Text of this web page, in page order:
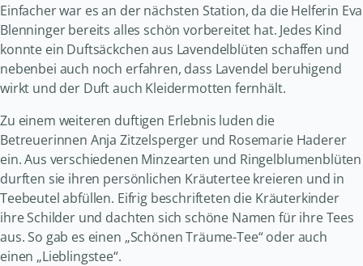
Einfacher war es an der nächsten Station, da die Helferin Eva
Blenninger bereits alles schön vorbereitet hat. Jedes Kind
konnte ein Duftsäckchen aus Lavendelblüten schaffen und
nebenbei auch noch erfahren, dass Lavendel beruhigend
wirkt und der Duft auch Kleidermotten fernhält.
Zu einem weiteren duftigen Erlebnis luden die
Betreuerinnen Anja Zitzelsperger und Rosemarie Haderer
ein. Aus verschiedenen Minzearten und Ringelblumenblüten
durften sie ihren persönlichen Kräutertee kreieren und in
Teebeutel abfüllen. Eifrig beschrifteten die Kräuterkinder
ihre Schilder und dachten sich schöne Namen für ihre Tees
aus. So gab es einen „Schönen Träume-Tee“ oder auch
einen „Lieblingstee“.